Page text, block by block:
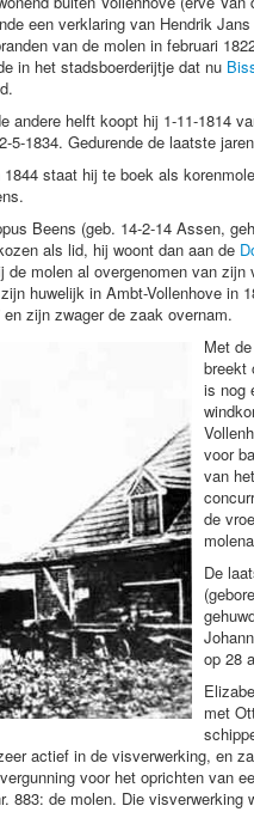
een verklaring van Hendrik
van de molen in februari
in het stadsboerderijtje dat nu
helft koopt hij 1-11-1814
1834. Gedurende de laatste
staat hij te boek als
Beens (geb. 14-2-14 Assen,
als lid, hij woont dan aan de
molen al overgenomen van
huwelijk in Ambt-Vollenhove in
zijn zwager de zaak overnam.
Met
breekt
is nog
voor
van
de
De
op 28
met
actief in de visverwerking, en
voor het oprichten van
de molen. Die visverwerking